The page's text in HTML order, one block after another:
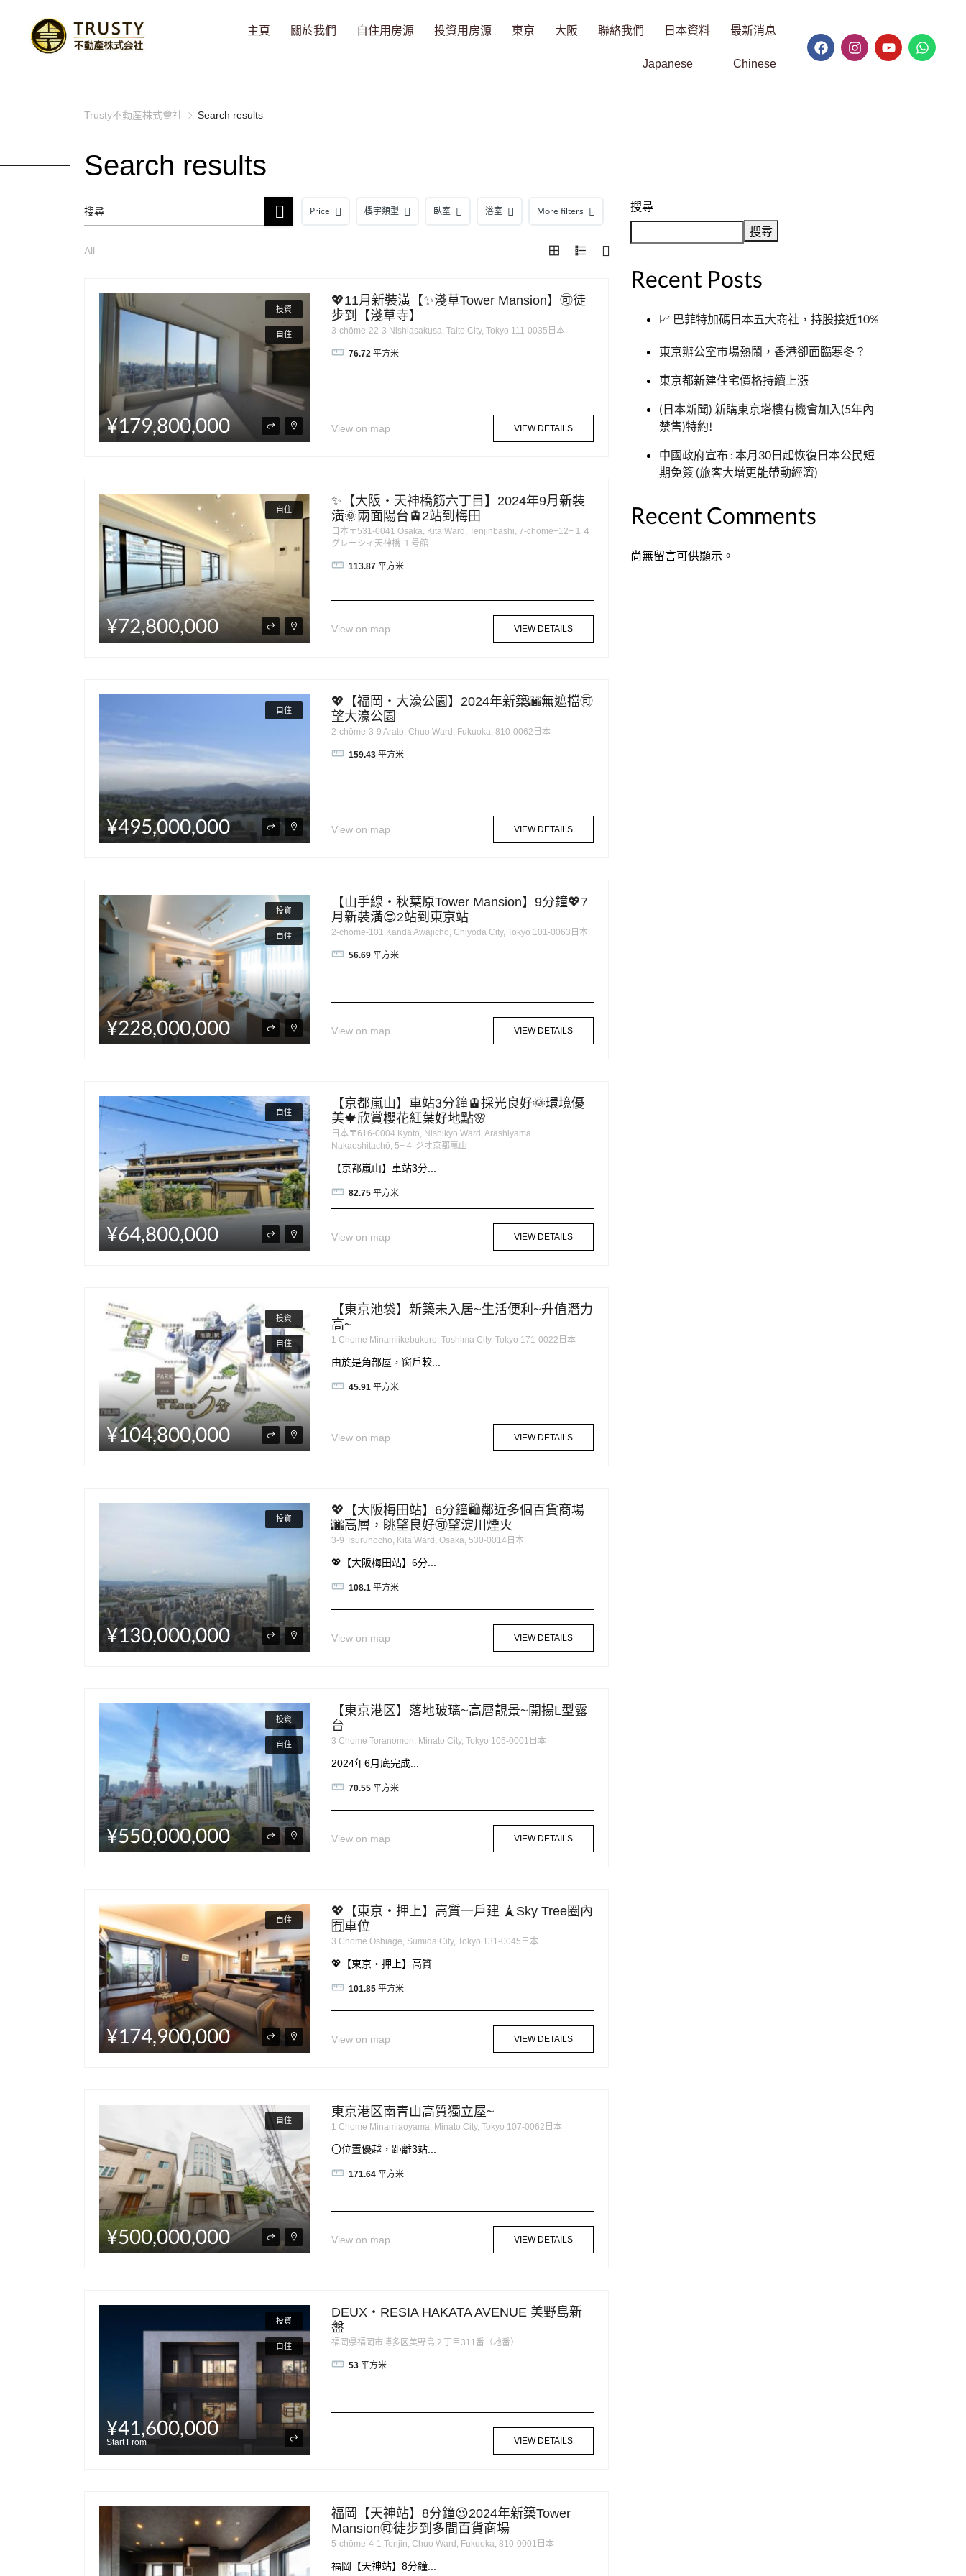
主頁 關於我們 自住用房源 投資用房源 東京 大阪 聯絡我們 日本資料 最新消息
Japanese Chinese
Trusty不動産株式會社 Search results
Search results
Price 樓宇類型 臥室 浴室 More filters
All
投資
自住
¥179,800,000
💖11月新裝潢【✨淺草Tower Mansion】🉑徒
步到【淺草寺】
3-chōme-22-3 Nishiasakusa, Taito City, Tokyo 111-0035日本
76.72 平方米
View on map VIEW DETAILS
自住
¥72,800,000
✨【大阪・天神橋筋六丁目】2024年9月新裝
潢🌞兩面陽台🚊2站到梅田
日本〒531-0041 Osaka, Kita Ward, Tenjinbashi, 7-chōme−12−１４
グレーシィ天神橋 １号館
113.87 平方米
View on map VIEW DETAILS
自住
¥495,000,000
💖【福岡・大濠公園】2024年新築🌆無遮擋🉑
望大濠公園
2-chōme-3-9 Arato, Chuo Ward, Fukuoka, 810-0062日本
159.43 平方米
View on map VIEW DETAILS
投資
自住
¥228,000,000
【山手線・秋葉原Tower Mansion】9分鐘💖7
月新裝潢😍2站到東京站
2-chōme-101 Kanda Awajichō, Chiyoda City, Tokyo 101-0063日本
56.69 平方米
View on map VIEW DETAILS
自住
¥64,800,000
【京都嵐山】車站3分鐘🚊採光良好🌞環境優
美🍁欣賞櫻花紅葉好地點🌸
日本〒616-0004 Kyoto, Nishikyo Ward, Arashiyama
Nakaoshitachō, 5−４ ジオ京都嵐山
【京都嵐山】車站3分...
82.75 平方米
View on map VIEW DETAILS
投資
自住
¥104,800,000
【東京池袋】新築未入居~生活便利~升值潛力
高~
1 Chome Minamiikebukuro, Toshima City, Tokyo 171-0022日本
由於是角部屋，窗戶較...
45.91 平方米
View on map VIEW DETAILS
投資
¥130,000,000
💖【大阪梅田站】6分鐘🛍鄰近多個百貨商場
🌆高層，眺望良好🉑望淀川煙火
3-9 Tsurunochō, Kita Ward, Osaka, 530-0014日本
💖【大阪梅田站】6分...
108.1 平方米
View on map VIEW DETAILS
投資
自住
¥550,000,000
【東京港区】落地玻璃~高層靚景~開揚L型露
台
3 Chome Toranomon, Minato City, Tokyo 105-0001日本
2024年6月底完成...
70.55 平方米
View on map VIEW DETAILS
自住
¥174,900,000
💖【東京・押上】高質一戶建 🗼Sky Tree圈內
🈶車位
3 Chome Oshiage, Sumida City, Tokyo 131-0045日本
💖【東京・押上】高質...
101.85 平方米
View on map VIEW DETAILS
自住
¥500,000,000
東京港区南青山高質獨立屋~
1 Chome Minamiaoyama, Minato City, Tokyo 107-0062日本
〇位置優越，距離3站...
171.64 平方米
View on map VIEW DETAILS
投資
自住
¥41,600,000
Start From
DEUX・RESIA HAKATA AVENUE 美野島新
盤
福岡県福岡市博多区美野島２丁目311番（地番）
53 平方米
VIEW DETAILS
福岡【天神站】8分鐘😍2024年新築Tower
Mansion🉑徒步到多間百貨商場
5-chōme-4-1 Tenjin, Chuo Ward, Fukuoka, 810-0001日本
福岡【天神站】8分鐘...
搜尋
搜尋
Recent Posts
📈 巴菲特加碼日本五大商社，持股接近10%
東京辦公室市場熱鬧，香港卻面臨寒冬？
東京都新建住宅價格持續上漲
(日本新聞) 新購東京塔樓有機會加入(5年內
禁售)特約!
中國政府宣布 : 本月30日起恢復日本公民短
期免簽 (旅客大增更能帶動經濟)
Recent Comments
尚無留言可供顯示。